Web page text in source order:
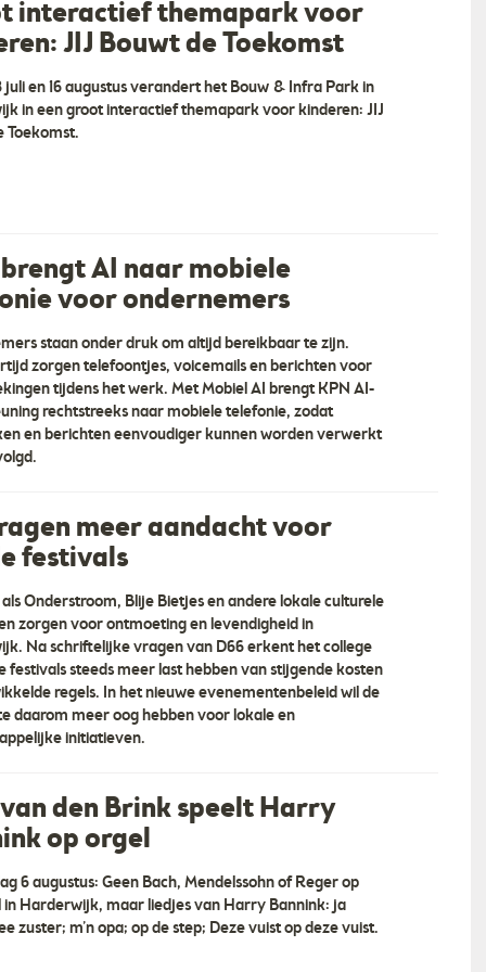
interactief themapark voor
JIJ Bouwt de Toekomst
juli en 16 augustus verandert het Bouw & Infra Park in
in een groot interactief themapark voor kinderen: JIJ
Toekomst.
AI naar mobiele
voor ondernemers
staan onder druk om altijd bereikbaar te zijn.
zorgen telefoontjes, voicemails en berichten voor
tijdens het werk. Met Mobiel AI brengt KPN AI-
rechtstreeks naar mobiele telefonie, zodat
en berichten eenvoudiger kunnen worden verwerkt
meer aandacht voor
festivals
Onderstroom, Blije Bietjes en andere lokale culturele
zorgen voor ontmoeting en levendigheid in
Na schriftelijke vragen van D66 erkent het college
festivals steeds meer last hebben van stijgende kosten
regels. In het nieuwe evenementenbeleid wil de
daarom meer oog hebben voor lokale en
initiatieven.
den Brink speelt Harry
op orgel
6 augustus: Geen Bach, Mendelssohn of Reger op
in Harderwijk, maar liedjes van Harry Bannink: ja
zuster; m’n opa; op de step; Deze vuist op deze vuist.
de Veluwe - De
vind je bij
vanaf € 7,50
op de Veluwe, aan bos
borrel of BBQ
Harderwijk - Kennis is
van u en uw huis.
zich verdiept in uw
… ”
GolfShopsOnline
“GolfShopOnline, gemak van online bestellen
winkel heeft meer bereik met een online
bestelmogelijkheid en een succesvolle
webshop kan niet zonder een goede fysieke
winkel. Met deze gedachte zijn Mike Wolt… ”
De Hypotheekshop Harderwijk
duidelijk verhaal over hypotheken,
en verzekeringen. De adviseurs van de De